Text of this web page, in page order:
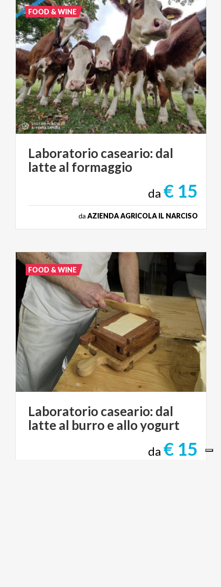
Laboratoriocaseario: dal
latteal formaggio
da € 15
da AZIENDA AGRICOLA IL NARCISO
FOOD & WINE
Laboratoriocaseario: dal
latteal burroealloyogurt
da € 15
FOOD & WINE